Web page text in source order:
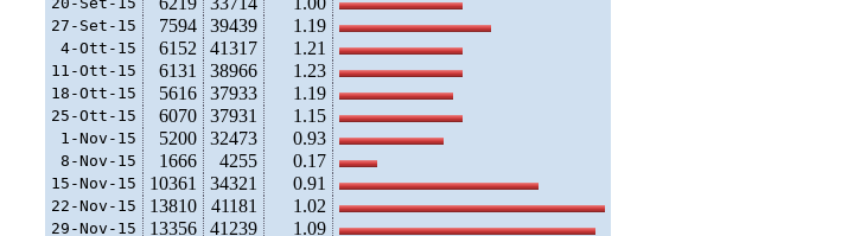
27-Set-15 7594 39439 1.19
4-Ott-15 6152 41317 1.21
11-Ott-15 6131 38966 1.23
18-Ott-15 5616 37933 1.19
25-Ott-15 6070 37931 1.15
1-Nov-15 5200 32473 0.93
8-Nov-15 1666 4255 0.17
15-Nov-15 10361 34321 0.91
22-Nov-15 13810 41181 1.02
29-Nov-15 13356 41239 1.09